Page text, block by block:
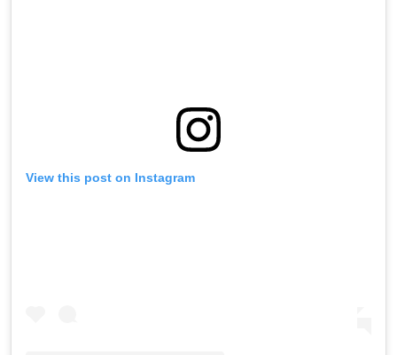
View this post on Instagram